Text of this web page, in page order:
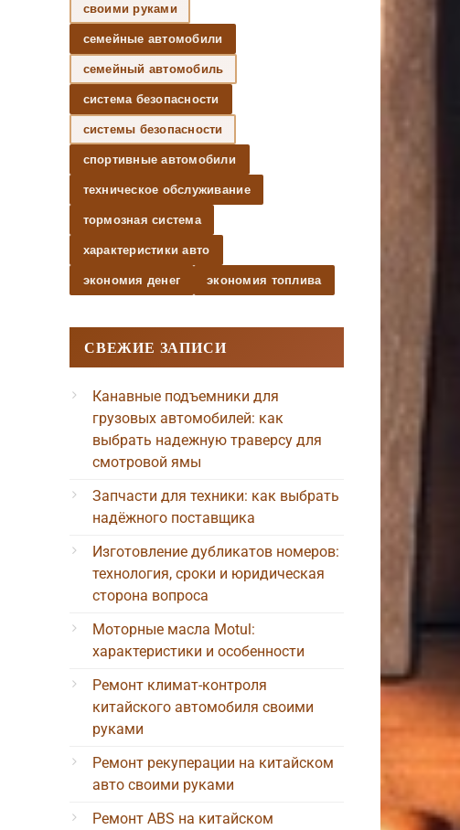
своими руками
семейные автомобили
семейный автомобиль
система безопасности
системы безопасности
спортивные автомобили
техническое обслуживание
тормозная система
характеристики авто
экономия денег экономия топлива
СВЕЖИЕ ЗАПИСИ
Канавные подъемники для
грузовых автомобилей: как
выбрать надежную траверсу для
смотровой ямы
Запчасти для техники: как выбрать
надёжного поставщика
Изготовление дубликатов номеров:
технология, сроки и юридическая
сторона вопроса
Моторные масла Motul:
характеристики и особенности
Ремонт климат-контроля
китайского автомобиля своими
руками
Ремонт рекуперации на китайском
авто своими руками
Ремонт ABS на китайском